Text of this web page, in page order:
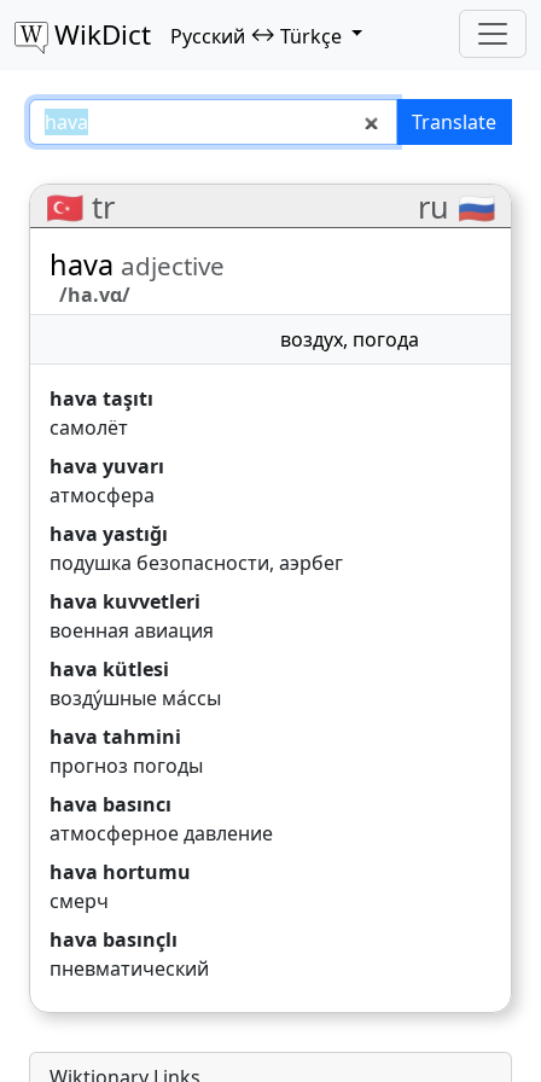
WikDict Русский ↔ Türkçe
hava – Русский–Türkçe Translate
🇹🇷 tr ru 🇷🇺
hava adjective
/ha.vɑ/
воздух, погода
hava taşıtı
самолёт
hava yuvarı
атмосфера
hava yastığı
подушка безопасности, аэрбег
hava kuvvetleri
военная авиация
hava kütlesi
возду́шные ма́ссы
hava tahmini
прогноз погоды
hava basıncı
атмосферное давление
hava hortumu
смерч
hava basınçlı
пневматический